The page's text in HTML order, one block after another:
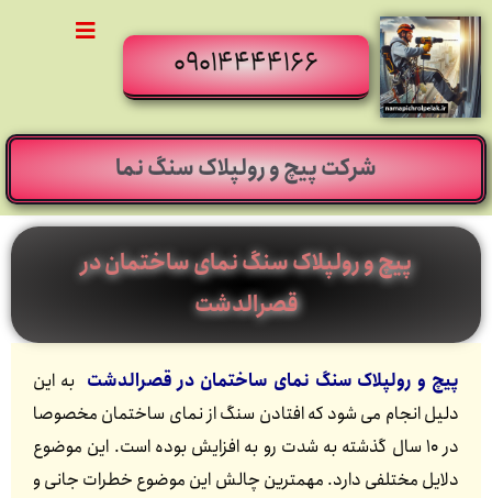
09014444166
شرکت پیچ و رولپلاک سنگ نما
پیچ و رولپلاک سنگ نمای ساختمان در
قصرالدشت
پیچ و رولپلاک سنگ نمای ساختمان در قصرالدشت به این
دلیل انجام می شود که افتادن سنگ از نمای ساختمان مخصوصا
در 10 سال گذشته به شدت رو به افزایش بوده است. این موضوع
دلایل مختلفی دارد. مهمترین چالش این موضوع خطرات جانی و